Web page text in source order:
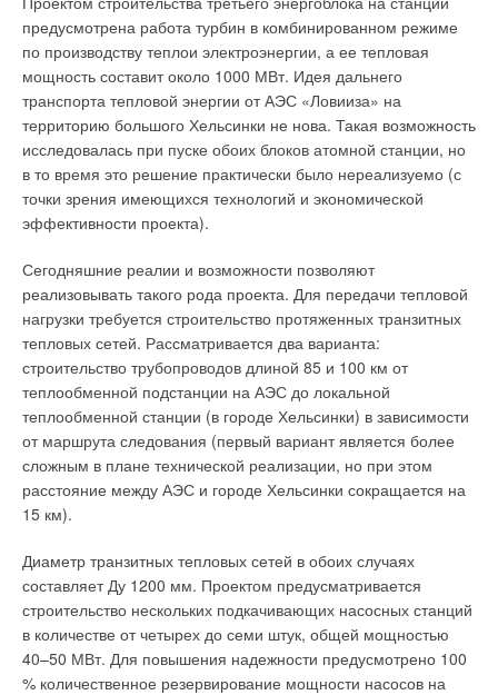
предусмотрена работа турбин в комбинированном режиме
по производству теплои электроэнергии, а ее тепловая
мощность составит около 1000 МВт. Идея дальнего
транспорта тепловой энергии от АЭС «Ловииза» на
территорию большого Хельсинки не нова. Такая возможность
исследовалась при пуске обоих блоков атомной станции, но
в то время это решение практически было нереализуемо (с
точки зрения имеющихся технологий и экономической
эффективности проекта).
Сегодняшние реалии и возможности позволяют
реализовывать такого рода проекта. Для передачи тепловой
нагрузки требуется строительство протяженных транзитных
тепловых сетей. Рассматривается два варианта:
строительство трубопроводов длиной 85 и 100 км от
теплообменной подстанции на АЭС до локальной
теплообменной станции (в городе Хельсинки) в зависимости
от маршрута следования (первый вариант является более
сложным в плане технической реализации, но при этом
расстояние между АЭС и городе Хельсинки сокращается на
15 км).
Диаметр транзитных тепловых сетей в обоих случаях
составляет Ду 1200 мм. Проектом предусматривается
строительство нескольких подкачивающих насосных станций
в количестве от четырех до семи штук, общей мощностью
40–50 МВт. Для повышения надежности предусмотрено 100
% количественное резервирование мощности насосов на